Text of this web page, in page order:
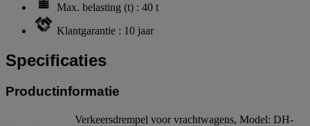
Max. belasting (t) : 40 t
Klantgarantie : 10 jaar
Specificaties
Productinformatie
Verkeersdrempel voor vrachtwagens, Model: DH-